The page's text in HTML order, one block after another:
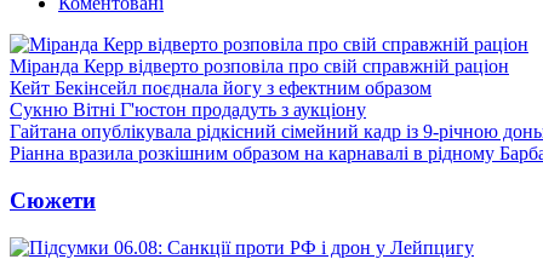
Міранда Керр відверто розповіла про свій справжній раціон
Кейт Бекінсейл поєднала йогу з ефектним образом
Сукню Вітні Г'юстон продадуть з аукціону
Гайтана опублікувала рідкісний сімейний кадр із 9-річною
Ріанна вразила розкішним образом на карнавалі в рідному
Сюжети